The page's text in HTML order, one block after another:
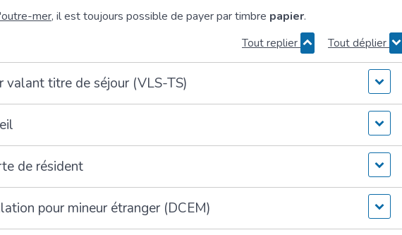
mer, il est toujours possible de payer par timbre papier.
Tout replier Tout déplier
valant titre de séjour (VLS-TS)
de résident
pour mineur étranger (DCEM)